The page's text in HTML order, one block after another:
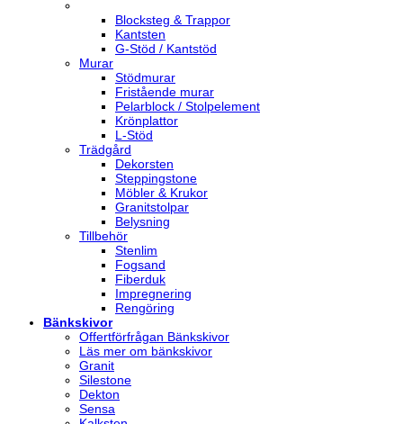
Blocksteg & Trappor
Kantsten
G-Stöd / Kantstöd
Murar
Stödmurar
Fristående murar
Pelarblock / Stolpelement
Krönplattor
L-Stöd
Trädgård
Dekorsten
Steppingstone
Möbler & Krukor
Granitstolpar
Belysning
Tillbehör
Stenlim
Fogsand
Fiberduk
Impregnering
Rengöring
Bänkskivor
Offertförfrågan Bänkskivor
Läs mer om bänkskivor
Granit
Silestone
Dekton
Sensa